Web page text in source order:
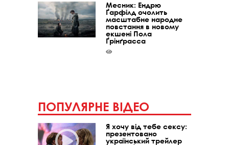
Месник: Ендрю
Ґарфілд очолить
масштабне народне
повстання в новому
екшені Пола
Ґрінґрасса
ПОПУЛЯРНЕ ВІДЕО
Я хочу від тебе сексу:
презентовано
український трейлер